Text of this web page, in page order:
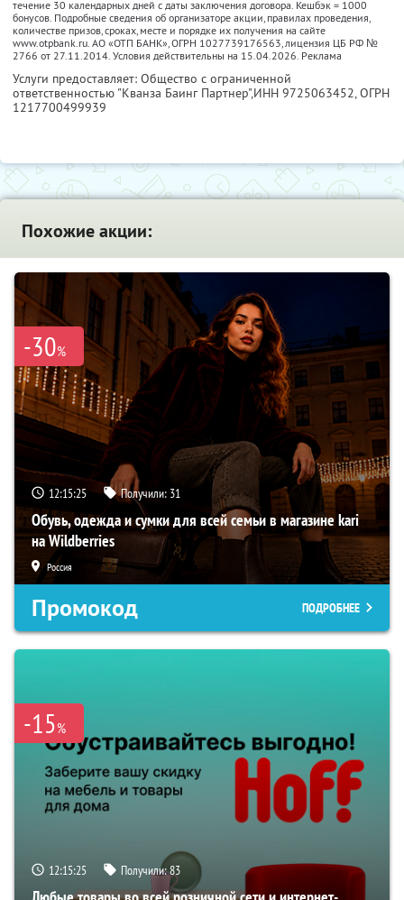
течение 30 календарных дней с даты заключения договора. Кешбэк = 1000
бонусов. Подробные сведения об организаторе акции, правилах проведения,
количестве призов, сроках, месте и порядке их получения на сайте
www.otpbank.ru. АО «ОТП БАНК», ОГРН 1027739176563, лицензия ЦБ РФ №
2766 от 27.11.2014. Условия действительны на 15.04.2026. Реклама
Услуги предоставляет: Общество с ограниченной
ответственностью "Кванза Баинг Партнер",ИНН 9725063452, ОГРН
1217700499939
Похожие акции:
-30%
12:15:24 Получили: 31
Обувь, одежда и сумки для всей семьи в магазине kari
на Wildberries
Россия
Промокод ПОДРОБНЕЕ
-15%
12:15:24 Получили:83